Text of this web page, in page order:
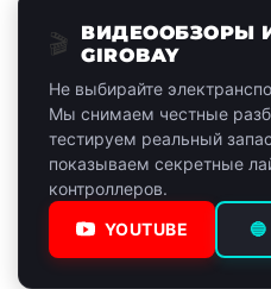
🎬
ВИДЕООБЗОРЫ
GIROBAY
Не выбирайте
Мы снимаем честные
тестируем реальный
показываем секретные
контроллеров.
YOUTUBE 🔵